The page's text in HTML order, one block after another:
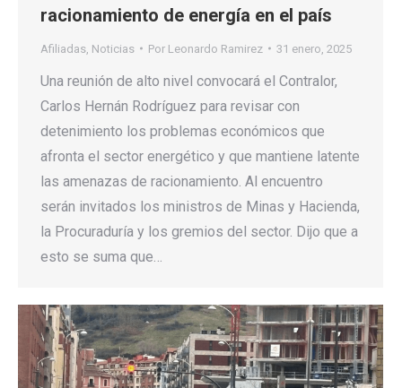
racionamiento de energía en el país
Afiliadas Noticias Por Leonardo Ramirez 31 enero, 2025
Una reunión de alto nivel convocará el Contralor,
Carlos Hernán Rodríguez para revisar con
detenimiento los problemas económicos que
afronta el sector energético y que mantiene latente
las amenazas de racionamiento. Al encuentro
serán invitados los ministros de Minas y Hacienda,
la Procuraduría y los gremios del sector. Dijo que a
esto se suma que…